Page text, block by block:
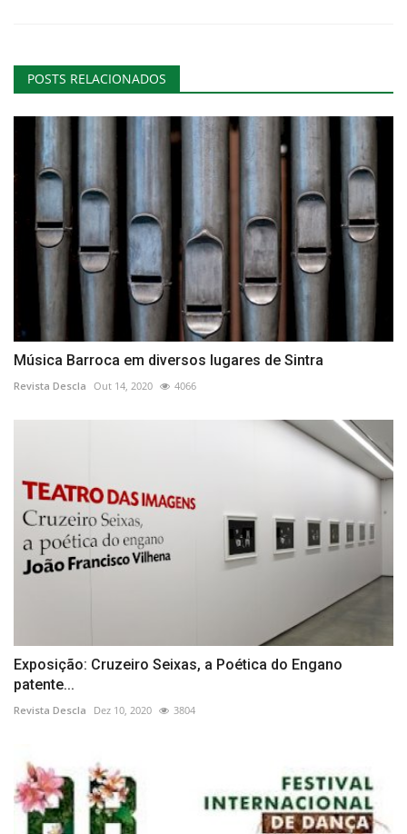
POSTS RELACIONADOS
Música Barroca em diversos lugares de Sintra
Revista Descla Out 14, 2020 4066
Exposição: Cruzeiro Seixas, a Poética do Engano
patente...
Revista Descla Dez 10, 2020 3804